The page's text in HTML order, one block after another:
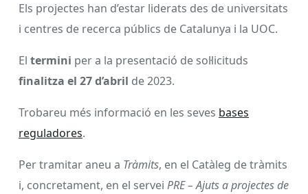
Els projectes han d’estar liderats des de universitats
i centres de recerca públics de Catalunya i la UOC.
El termini per a la presentació de sol·licituds
finalitza el 27 d’abril de 2023.
Trobareu més informació en les seves bases
reguladores.
Per tramitar aneu a Tràmits, en el Catàleg de tràmits
i, concretament, en el servei PRE – Ajuts a projectes de